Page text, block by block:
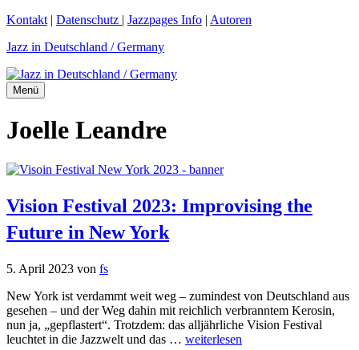
Zum
springen
Kontakt | Datenschutz | Jazzpages Info | Autoren
Jazz in Deutschland / Germany
Menü
Joelle Leandre
Vision Festival 2023: Improvising the
Future in New York
5. April 2023 von fs
New York ist verdammt weit weg – zumindest von Deutschland aus
gesehen – und der Weg dahin mit reichlich verbranntem Kerosin,
nun ja, „gepflastert“. Trotzdem: das alljährliche Vision Festival
leuchtet in die Jazzwelt und das … weiterlesen